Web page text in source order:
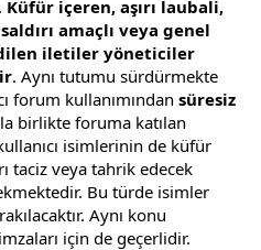
Küfür içeren, aşırı laubali,
amaçlı veya genel
iletiler yöneticiler
. Aynı tutumu sürdürmekte
forum kullanımından süresiz
birlikte foruma katılan
isimlerinin de küfür
taciz veya tahrik edecek
Bu türde isimler
Aynı konu
için de geçerlidir.